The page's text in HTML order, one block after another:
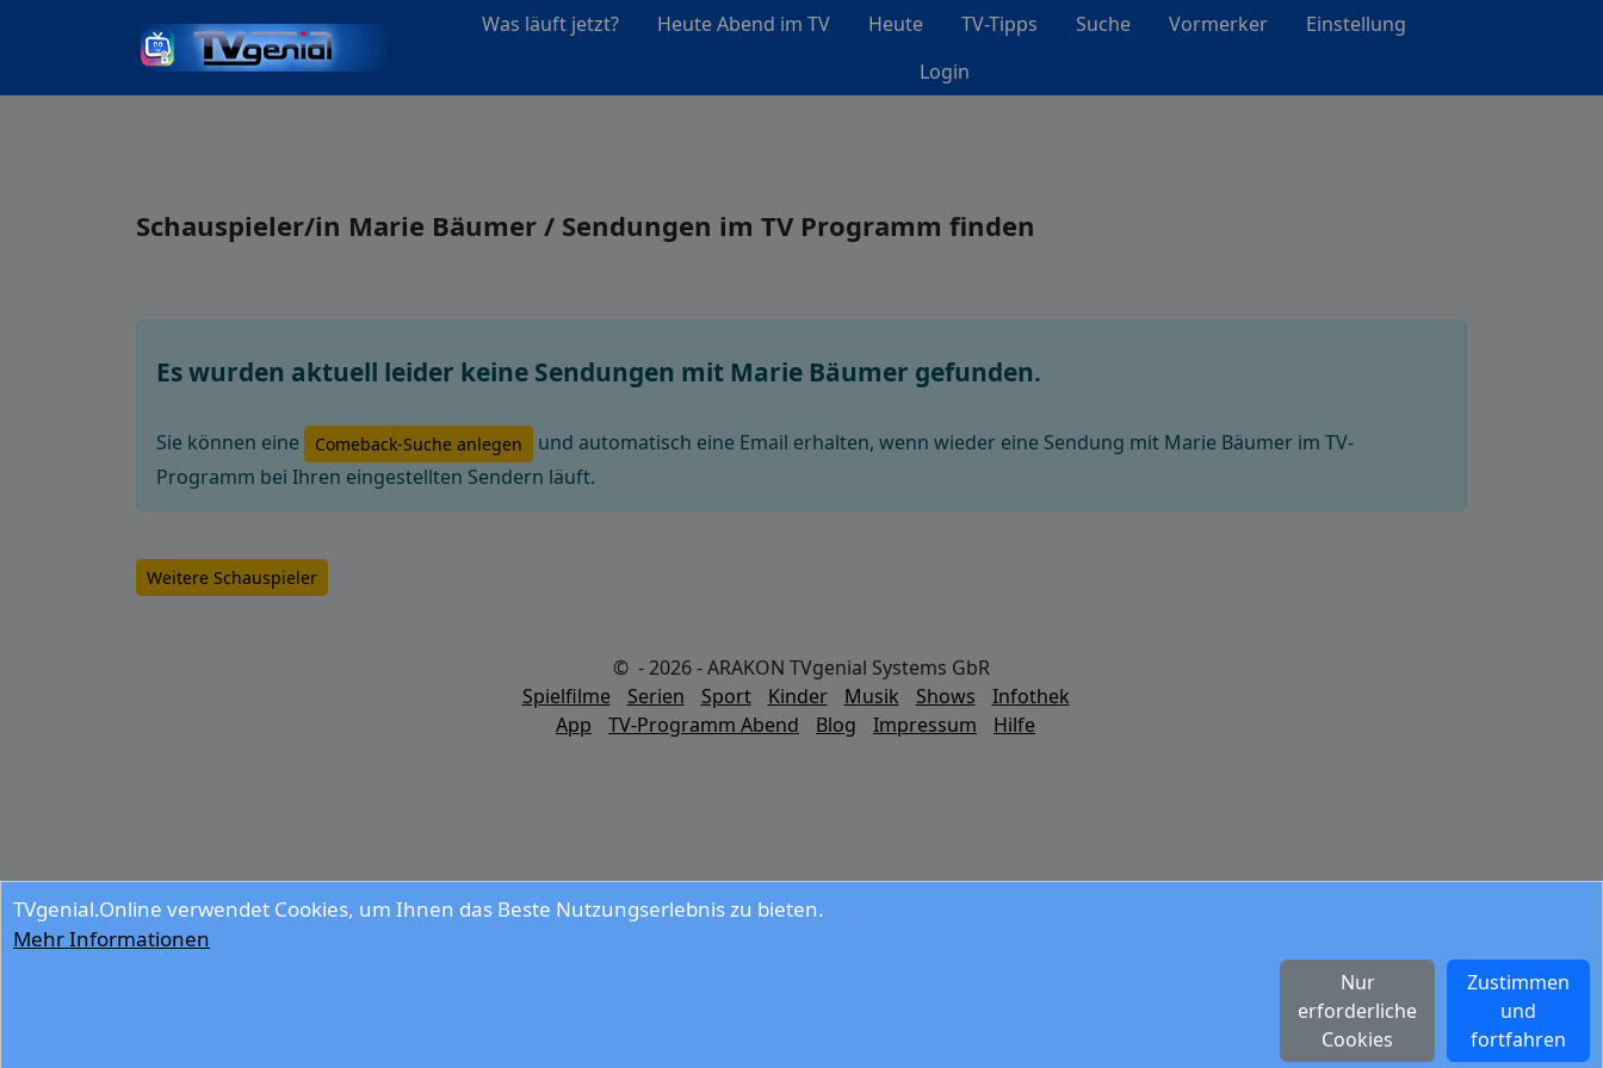
Was läuft jetzt? Heute Abend im TV Heute TV-Tipps Suche Vormerker
Einstellung
Login
TVgenial.Online verwendet Cookies, um Ihnen das Beste Nutzungserlebnis zu bieten.
Mehr Informationen
Zustimmen
und
fortfahren
Nur
erforderliche
Cookies
Schauspieler/in Marie Bäumer / Sendungen im TV Programm finden
Es wurden aktuell leider keine Sendungen mit Marie Bäumer gefunden.
Sie können eine Comeback-Suche anlegen
und automatisch eine Email erhalten, wenn wieder eine Sendung mit Marie Bäumer im TV-
Programm bei Ihren eingestellten Sendern läuft.
Weitere Schauspieler
© - 2026 - ARAKON TVgenial Systems GbR
Spielfilme
Serien Sport Kinder Musik Shows
Infothek
App
TV-Programm Abend Blog Impressum Hilfe